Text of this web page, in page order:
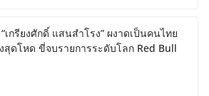
เกรียงศักดิ์ แสนสำโรง” ผงาดเป็นคนไทย
ดโหด ขี่จบรายการระดับโลก Red Bull